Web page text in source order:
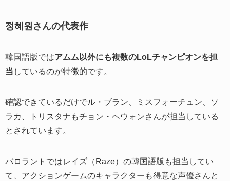
정혜원さんの代表作
韓国語版ではアムム以外にも複数のLoLチャンピオンを担
当 しているのが特徴的です。
確認できているだけでル・ブラン、ミスフォーチュン、ソ
ラカ、トリスタナもチョン・ヘウォンさんが担当している
とされています。
バロラントではレイズ（Raze）の韓国語版も担当してい
て、アクションゲームのキャラクターも得意な声優さんと